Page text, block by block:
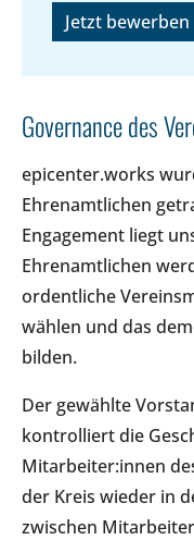
Jetzt bewerben
Governance des
epicenter.works
Ehrenamtlichen
Engagement liegt
Ehrenamtlichen
ordentliche
wählen und das
bilden.
Der gewählte
kontrolliert die
Mitarbeiter:innen
der Kreis wieder in
zwischen